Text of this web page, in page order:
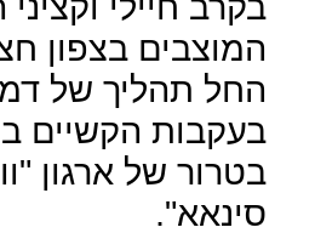
המוצבים בצפון
החל תהליך של
בעקבות הקשיים
בטרור של ארגון
סינאא".